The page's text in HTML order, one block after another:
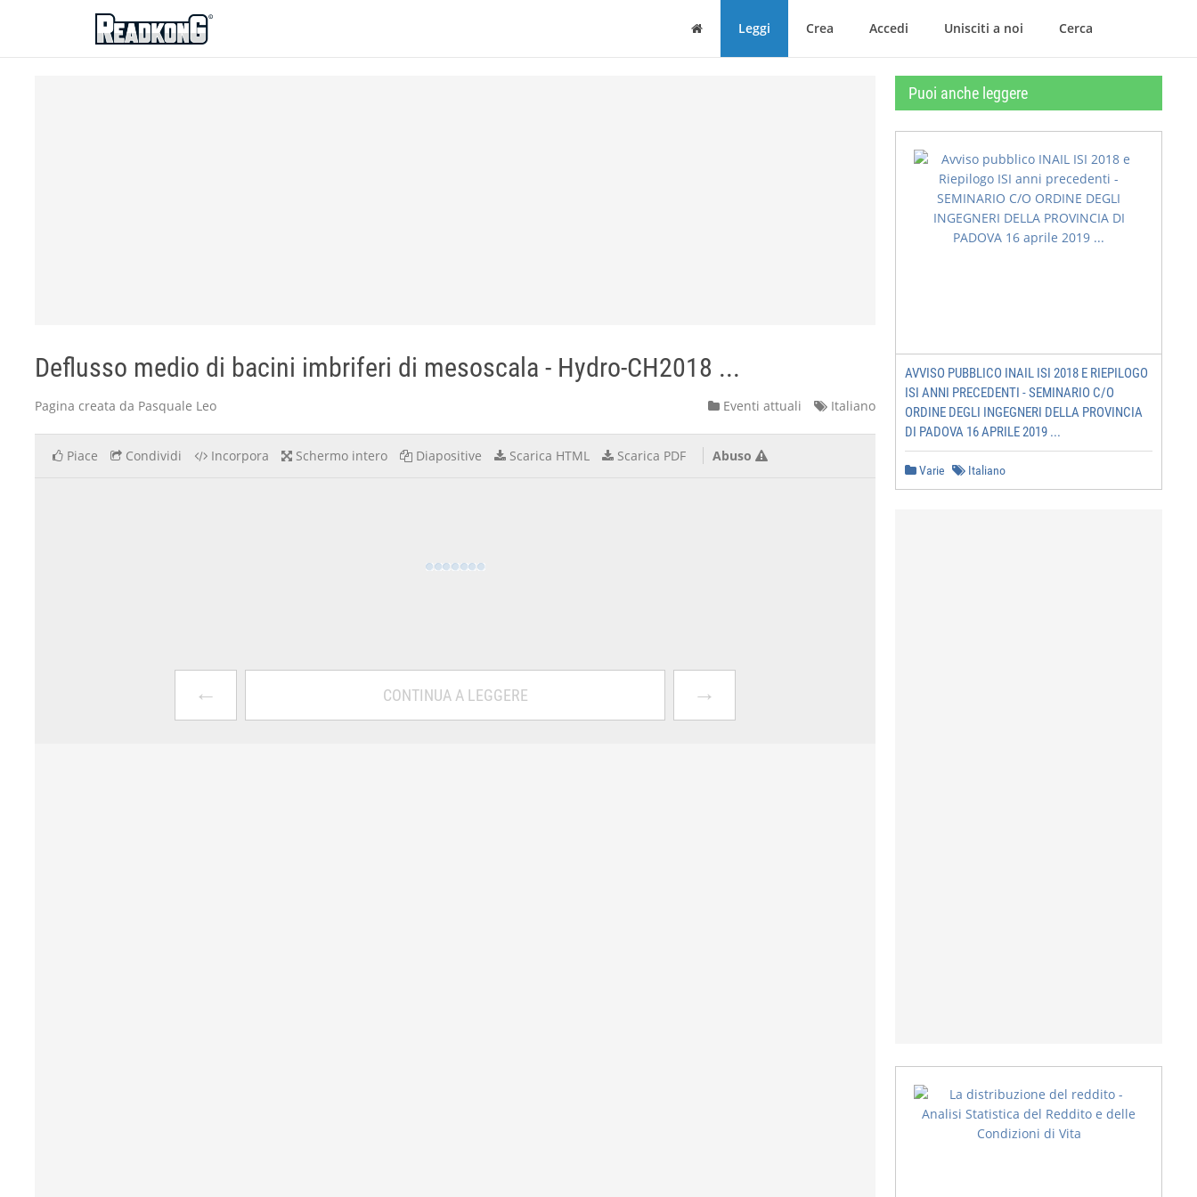
ReadkonG
Home Leggi Crea Accedi Unisciti a noi Cerca
Deflusso medio di bacini imbriferi di mesoscala - Hydro-CH2018 ...
Pagina creata da Pasquale Leo Eventi attuali Italiano
Piace Condividi Incorpora Schermo intero Diapositive Scarica HTML Scarica PDF Abuso
← CONTINUA A LEGGERE →
Puoi anche leggere
AVVISO PUBBLICO INAIL ISI 2018 E RIEPILOGO
ISI ANNI PRECEDENTI - SEMINARIO C/O
ORDINE DEGLI INGEGNERI DELLA PROVINCIA
DI PADOVA 16 APRILE 2019 ...
Varie Italiano